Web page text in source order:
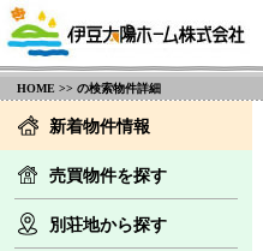
HOME >> の検索物件詳細
新着物件情報
売買物件を探す
別荘地から探す